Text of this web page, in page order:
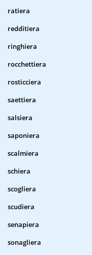
ratiera
redditiera
ringhiera
rocchettiera
rosticciera
saettiera
salsiera
saponiera
scalmiera
schiera
scogliera
scudiera
senapiera
sonagliera